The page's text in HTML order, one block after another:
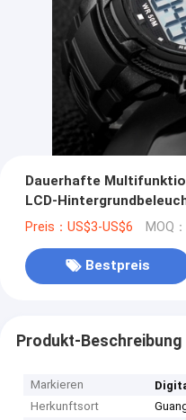
Dauerhafte
LCD-
Japan
Preis：US$3-US$6 MOQ
Bestpreis
Produkt-Beschreibung
Markieren
Herkunftsort